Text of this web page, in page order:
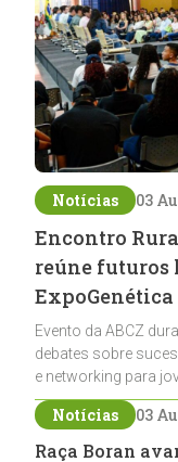
Notícias 03
Encontro
reúne futuros
ExpoGenética
Evento da ABCZ
debates sobre
e networking para
Notícias 03
Raça Boran